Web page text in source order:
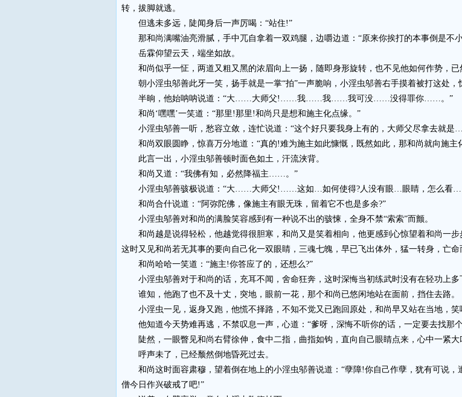
转，拔脚就逃。
但逃未多远，陡闻身后一声厉喝：“站住!”
那和尚满嘴油亮滑腻，手中兀自拿着一双鸡腿，边嚼边道：“原来你挨打的本事倒是不
岳霖仰望云天，端坐如故。
和尚似乎一怔，两道又粗又黑的浓眉向上一扬，随即身形旋转，也不见他如何作势，已
朝小淫虫邬善此牙一笑，扬手就是一掌“拍”一声脆响，小淫虫邬善右手摸着被打这处，
半晌，他始呐呐说道：“大……大师父!……我……我……我可没……没得罪你……。”
和尚‘嘿嘿’一笑道：“那里!那里!和尚只是想和施主化点缘。”
小淫虫邬善一听，愁容立敛，连忙说道：“这个好只要我身上有的，大师父尽拿去就
和尚双眼圆睁，惊喜万分地道：“真的!难为施主如此慷慨，既然如此，那和尚就向施主
此言一出，小淫虫邬善顿时面色如土，汗流浃背。
和尚又道：“我佛有知，必然降福主……。”
小淫虫邬善骇极说道：“大……大师父!……这如…如何使得?人没有眼…眼睛，怎么看
和尚合什说道：“阿弥陀佛，像施主有眼无珠，留着它不也是多余?”
小淫虫邬善对和尚的满脸笑容感到有一种说不出的骇悚，全身不禁“索索”而颤。
和尚越是说得轻松，他越觉得很胆寒，和尚又是笑着相向，他更感到心惊望着和尚一步
这时又见和尚若无其事的要向自己化一双眼睛，三魂七魄，早已飞出体外，猛一转身，亡命
和尚哈哈一笑道：“施主!你答应了的，还想么?”
小淫虫邬善对于和尚的话，充耳不闻，舍命狂奔，这时深悔当初练武时没有在轻功上多
谁知，他跑了也不及十丈，突地，眼前一花，那个和尚已悠闲地站在面前，挡住去路。
小淫虫一见，返身又跑，他慌不择路，不知不觉又已跑回原处，和尚早又站在当地，笑
他知道今天势难再逃，不禁叹息一声，心道：“爹呀，深悔不听你的话，一定要去找那
陡然，一眼瞥见和尚右臂徐伸，食中二指，曲指如钩，直向自己眼睛点来，心中一紧大
呼声未了，已经颓然倒地昏死过去。
和尚这时面容肃穆，望着倒在地上的小淫虫邬善说道：“孽障!你自己作孽，犹有可说，
僧今日作兴破戒了吧!”